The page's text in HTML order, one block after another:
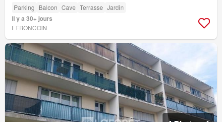
Parking Balcon Cave Terrasse Jardin
Il y a 30+ jours
LEBONCOIN